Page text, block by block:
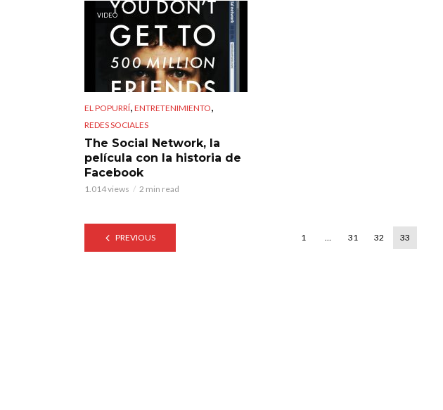
VIDEO
EL POPURRÍ, ENTRETENIMIENTO,
REDES SOCIALES
The Social Network, la
película con la historia de
Facebook
1.014 views 2 min read
PREVIOUS 1 … 31 32 33